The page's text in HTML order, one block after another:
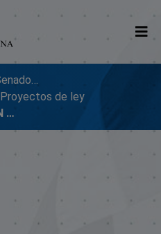
Repositorio Digital SenadoRD
Proyectos de ley
00603-2021-REDACCION ALTERNA